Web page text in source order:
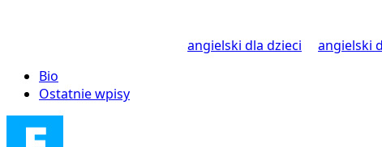
angielski dla dzieci
angielski
Bio
Ostatnie wpisy